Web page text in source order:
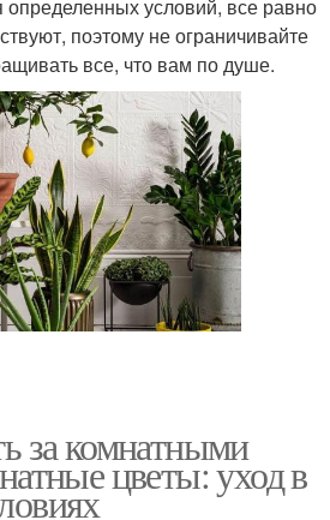
условий, все равно
поэтому не ограничивайте
все, что вам по душе.
за комнатными
цветы: уход в